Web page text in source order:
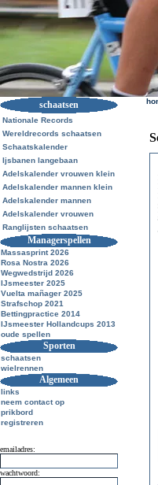
schaatsen
Nationale Records
Wereldrecords schaatsen
Schaatskalender
Ijsbanen langebaan
Adelskalender vrouwen klein
Adelskalender mannen klein
Adelskalender mannen
Adelskalender vrouwen
Ranglijsten schaatsen
Managerspellen
Massasprint 2026
Rosa Nostra 2026
Wegwedstrijd 2026
IJsmeester 2025
Vuelta mañager 2025
Strafschop 2021
Bettingpractice 2014
IJsmeester Hollandcups 2013
oude spellen
Sporten
schaatsen
wielrennen
Algemeen
links
neem contact op
prikbord
registreren
emailadres:
wachtwoord: